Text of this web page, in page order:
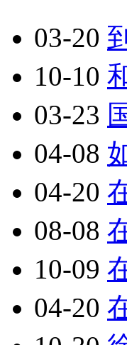
03-20
10-10
03-23
04-08
04-20
08-08
10-09
04-20